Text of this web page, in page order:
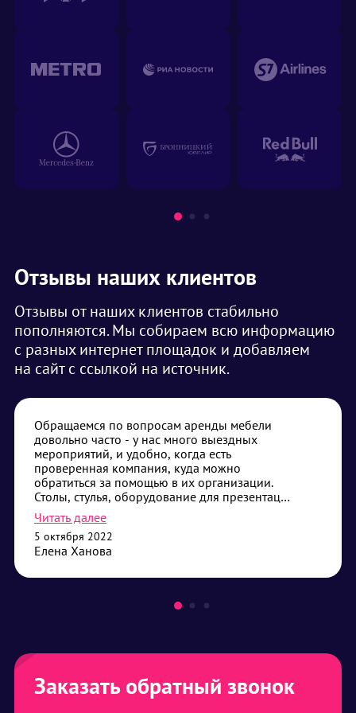
Отзывы наших клиентов
Отзывы от наших клиентов стабильно
пополняются. Мы собираем всю информацию
с разных интернет площадок и добавляем
на сайт с ссылкой на источник.
Обращаемся по вопросам аренды мебели
довольно часто - у нас много выездных
мероприятий, и удобно, когда есть
проверенная компания, куда можно
обратиться за помощью в их организации.
Столы, стулья, оборудование для презентаций
- самые частые наши запросы. Привозят без
опозданий, помогают с установкой, если
требуется - всегда дадут совет что лучше
выбрать. Сотрудничество нас устраивает,
Читать далее
5 октября 2022
Елена Ханова
Заказать обратный звонок